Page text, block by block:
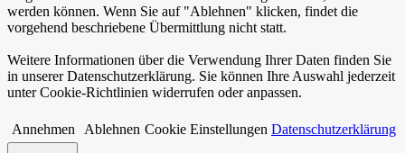
werden können. Wenn Sie auf "Ablehnen" klicken, findet die
vorgehend beschriebene Übermittlung nicht statt.
Weitere Informationen über die Verwendung Ihrer Daten finden Sie
in unserer Datenschutzerklärung. Sie können Ihre Auswahl jederzeit
unter Cookie-Richtlinien widerrufen oder anpassen.
Annehmen Ablehnen Cookie Einstellungen Datenschutzerklärung